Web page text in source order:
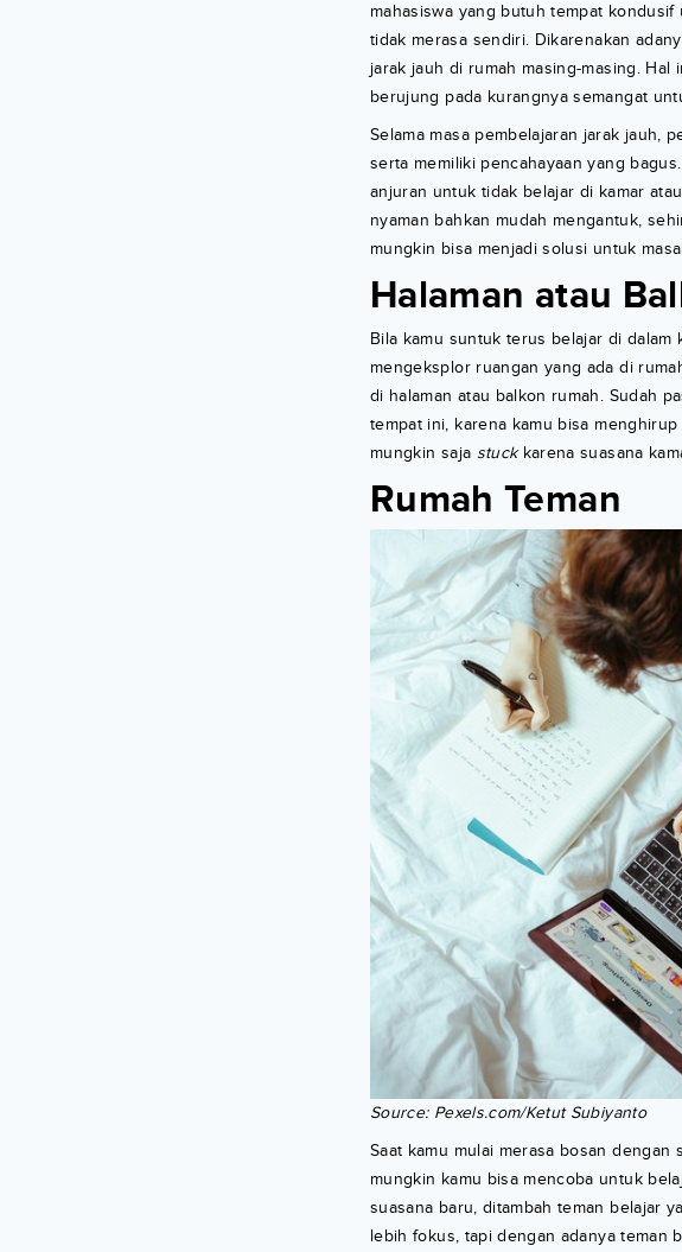
mahasiswa yang butuh tempat
tidak merasa sendiri. Dikarenakan
jarak jauh di rumah masing-masing.
berujung pada kurangnya semangat
Selama masa pembelajaran jarak jauh,
serta memiliki pencahayaan yang
anjuran untuk tidak belajar di kamar
nyaman bahkan mudah mengantuk,
mungkin bisa menjadi solusi untuk
Halaman atau
Bila kamu suntuk terus belajar di
mengeksplor ruangan yang ada di
di halaman atau balkon rumah. Sudah
tempat ini, karena kamu bisa
mungkin saja stuckkarena suasana
Rumah Teman
Source: Pexels.com/Ketut Subiyanto
Saat kamu mulai merasa bosan
mungkin kamu bisa mencoba untuk
suasana baru, ditambah teman belajar
lebih fokus, tapi dengan adanya teman